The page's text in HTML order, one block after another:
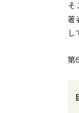
そ
著
し
第